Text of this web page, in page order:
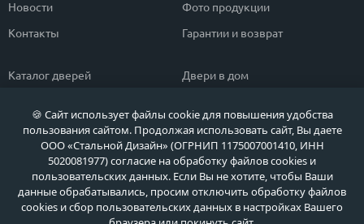
Новости
Контакты
Фото продукции
Гарантии и возврат
Каталог дверей
Популярные двери
Быстрый подбор двери
Двери класса ЭКОНОМ
Двери в дом
Двери в квартиру
Тамбурные двери
Противопожарные двери
🍪 Сайт использует файлы cookie для повышения удобства
пользования сайтом. Продолжая использовать сайт, Вы даете
ООО «Стальной Дизайн» (ОГРНИП 1175007001410, ИНН
5020081977) согласие на обработку файлов cookies и
пользовательских данных. Если Вы не хотите, чтобы Ваши
данные обрабатывались, просим отключить обработку файлов
cookies и сбор пользовательских данных в настройках Вашего